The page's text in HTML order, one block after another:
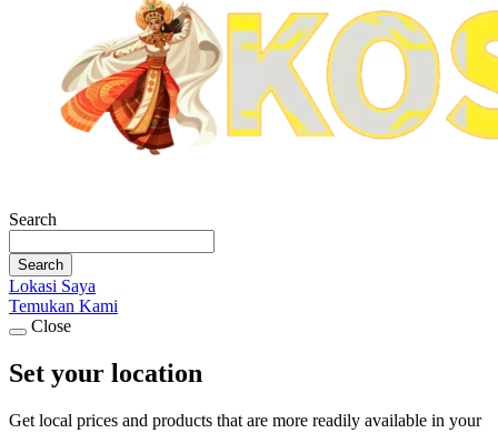
Search
Search
Lokasi Saya
Temukan Kami
Close
Set your location
Get local prices and products that are more readily available in your